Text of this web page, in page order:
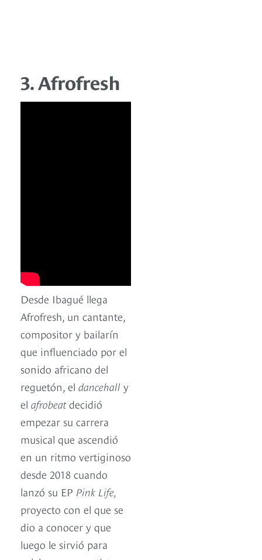
3. Afrofresh
Desde Ibagué llega
Afrofresh, un cantante,
compositor y bailarín
que influenciado por el
sonido africano del
reguetón, el dancehall y
el afrobeat decidió
empezar su carrera
musical que ascendió
en un ritmo vertiginoso
desde 2018 cuando
lanzó su EP Pink Life,
proyecto con el que se
dio a conocer y que
luego le sirvió para